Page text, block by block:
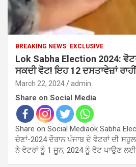
BREAKING NEWS EXCLUSIVE
Lok Sabha Election 2024:
ਸਕਦੀ ਵੋਟ! ਇਹ 12 ਦਸਤਾਵੇਜ਼ਾਂ
March 22, 2024 admin
Share on Social Media
Share on Social Mediaok Sabha
ਚੋਣਾਂ-2024 ਦੌਰਾਨ ਪੰਜਾਬ ਦੇ ਵੋਟਰਾਂ ਦੀ
ਨੇ ਵੋਟਰਾਂ ਨੂੰ 1 ਜੂਨ, 2024 ਨੂੰ ਵੋਟ ਪਾਉਣ